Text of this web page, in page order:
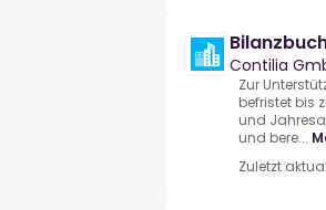
Contilia
Zur
befristet bis
und
und bere...
Zuletzt